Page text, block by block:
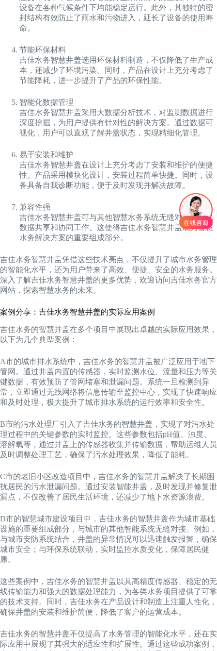
设备在各种气候条件下均能稳定运行。此外，其独特的密
封结构有效防止了雨水和污物进入，延长了设备的使用寿
命。
节能环保材料
吉佳水务智慧井盖选用环保材料制造，不仅降低了生产成
本，还减少了环境污染。同时，产品在设计上充分考虑了
节能降耗，进一步提升了产品的环保性能。
智能化数据管理
吉佳水务智慧井盖采用大数据分析技术，对监测数据进行
深度挖掘，为用户提供有针对性的解决方案。通过数据可
视化，用户可以直观了解井盖状态，实现精细化管理。
易于安装和维护
吉佳水务智慧井盖在设计上充分考虑了安装和维护的便捷
性。产品采用模块化设计，安装过程简单快捷。同时，设
备具备自我诊断功能，便于及时发现并解决故障。
兼容性强
吉佳水务智慧井盖可与其他智慧水务系统无缝对接，实现
数据共享和协同工作。这使得吉佳水务智慧井盖成为智慧
水务解决方案的重要组成部分。
吉佳水务智慧井盖凭借这些技术亮点，不仅提升了城市水务管理
的智能化水平，还为用户带来了高效、便捷、安全的水务服务。
深入了解吉佳水务智慧井盖的更多优势，欢迎访问吉佳水务官方
网站，探索智慧水务的未来。
案例分享：吉佳水务智慧井盖的实际应用案例
吉佳水务的智慧井盖在多个项目中展现出卓越的实际应用效果，
以下为几个典型案例：
A市的城市排水系统中，吉佳水务的智慧井盖被广泛应用于地下
管网。通过井盖内置的传感器，实时监测水位、流量和压力等关
键数据，有效预防了管网堵塞和泄漏问题。系统一旦检测到异
常，立即通过无线网络将信息传输至监控中心，实现了快速响应
和及时处理，极大提升了城市排水系统的运行效率和安全性。
B市的污水处理厂引入了吉佳水务的智慧井盖，实现了对污水处
理过程中的关键参数的实时监控。这些参数包括pH值、浊度、
溶解氧等，通过井盖上的传感器收集并传输数据，帮助运维人员
及时调整处理工艺，确保了污水处理效果，降低了能耗。
C市的老旧小区改造项目中，吉佳水务的智慧井盖解决了长期困
扰居民的污水泄漏问题。通过安装智能井盖，及时发现并修复泄
漏点，不仅改善了居民生活环境，还减少了地下水资源浪费。
D市的智慧城市建设项目中，吉佳水务的智慧井盖作为城市基础
设施的重要组成部分，与城市的其他智能系统无缝对接。例如，
与城市安防系统结合，井盖的异常情况可以迅速触发报警，确保
城市安全；与环保系统联动，实时监控水质变化，保障居民健
康。
这些案例中，吉佳水务的智慧井盖以其高精度传感器、稳定的无
线传输能力和强大的数据处理能力，为各类水务项目提供了可靠
的技术支持。同时，吉佳水务在产品设计和制造上注重人性化，
确保井盖的安装和维护简便，降低了客户的运营成本。
吉佳水务的智慧井盖不仅提高了水务管理的智能化水平，还在实
际应用中展现了其强大的适应性和扩展性。通过这些成功案例，